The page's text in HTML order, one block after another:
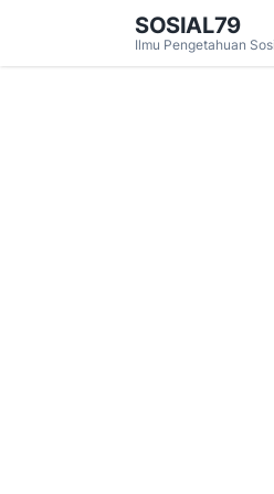
SOSIAL79
Ilmu Pengetahuan